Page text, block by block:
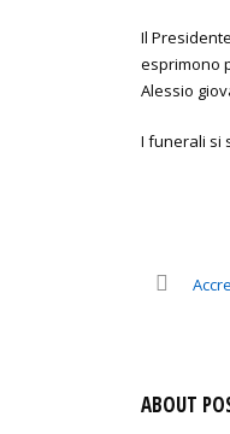
Il
esprimono
Alessio
I funerali si
ABOUT